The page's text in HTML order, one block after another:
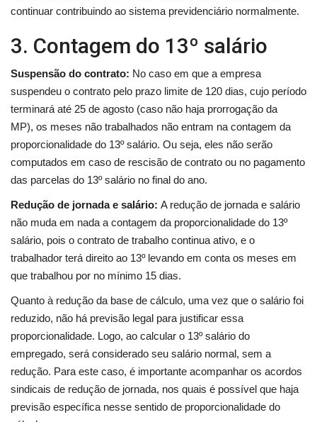
continuar contribuindo ao sistema previdenciário normalmente.
3. Contagem do 13º salário
Suspensão do contrato: No caso em que a empresa
suspendeu o contrato pelo prazo limite de 120 dias, cujo período
terminará até 25 de agosto (caso não haja prorrogação da
MP), os meses não trabalhados não entram na contagem da
proporcionalidade do 13º salário. Ou seja, eles não serão
computados em caso de rescisão de contrato ou no pagamento
das parcelas do 13º salário no final do ano.
Redução de jornada e salário: A redução de jornada e salário
não muda em nada a contagem da proporcionalidade do 13º
salário, pois o contrato de trabalho continua ativo, e o
trabalhador terá direito ao 13º levando em conta os meses em
que trabalhou por no mínimo 15 dias.
Quanto à redução da base de cálculo, uma vez que o salário foi
reduzido, não há previsão legal para justificar essa
proporcionalidade. Logo, ao calcular o 13º salário do
empregado, será considerado seu salário normal, sem a
redução. Para este caso, é importante acompanhar os acordos
sindicais de redução de jornada, nos quais é possível que haja
previsão específica nesse sentido de proporcionalidade do